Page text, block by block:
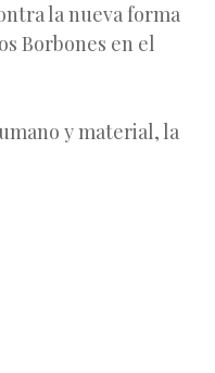
la nueva forma
Borbones en el
y material, la